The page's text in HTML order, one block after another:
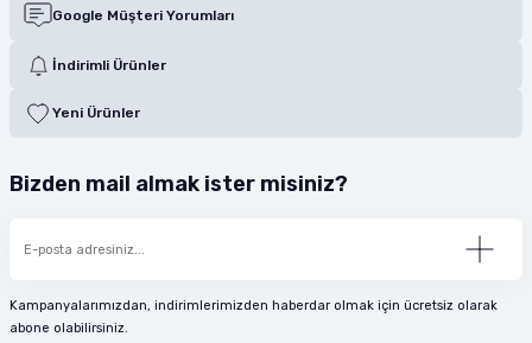
Google Müşteri Yorumları
İndirimli Ürünler
Yeni Ürünler
Bizden mail almak ister misiniz?
Kampanyalarımızdan, indirimlerimizden haberdar olmak için ücretsiz olarak
abone olabilirsiniz.